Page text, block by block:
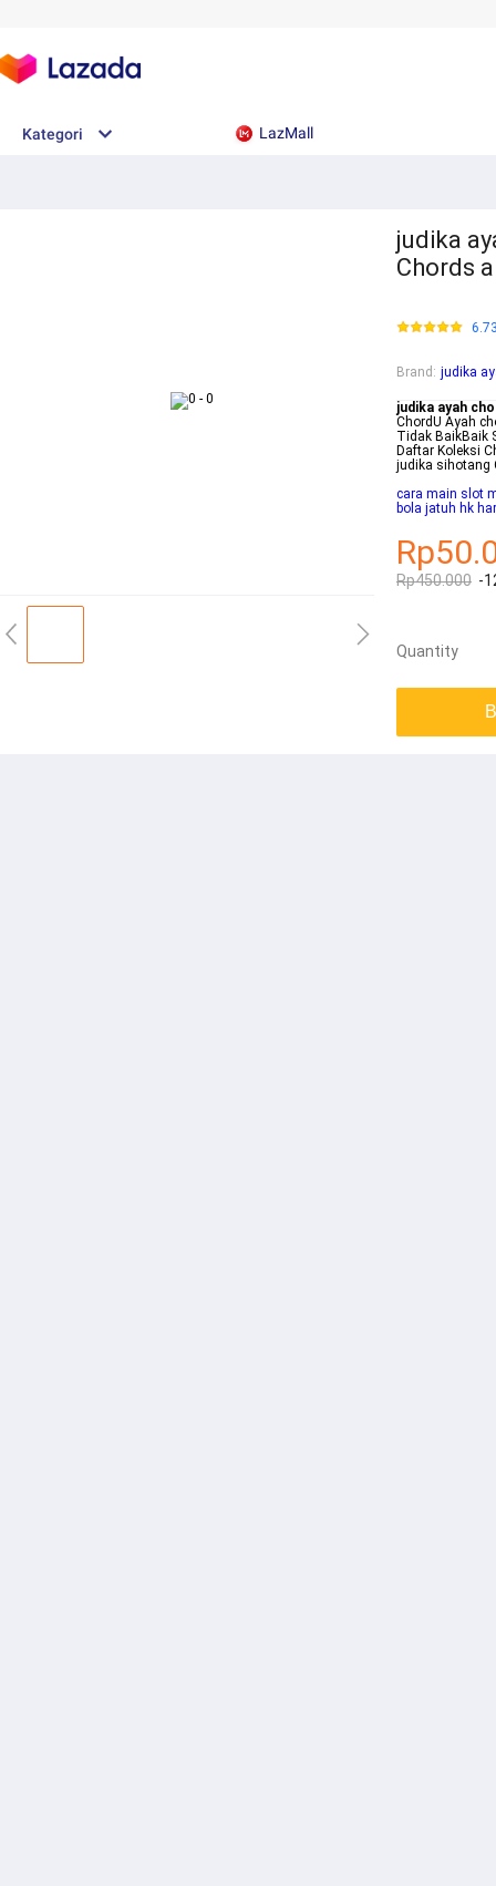
Kategori LazMall
judika
Chords
Brand : judika
judika ayah
ChordU Ayah
Tidak BaikBaik
Daftar Koleksi
judika sihotang
cara main slot
bola jatuh hk
Rp450.000 -
Quantity